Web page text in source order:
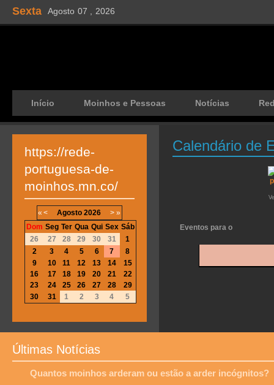
Sexta Agosto 07 , 2026
Início Moinhos e Pessoas Notícias
Calendário de
Eventos para o
https://rede-
portuguesa-de-
moinhos.mn.co/
« < Agosto 2026 > »
Dom Seg Ter Qua Qui Sex Sáb
26
27 28 29 30 31
1
2
3 4 5 6 7
8
9
10 11 12 13 14
15
16
17 18 19 20 21
22
23
24 25 26 27 28
29
30
31 1 2 3 4 5
Últimas Notícias
Quantos moinhos arderam ou estão a arder incógnitos?